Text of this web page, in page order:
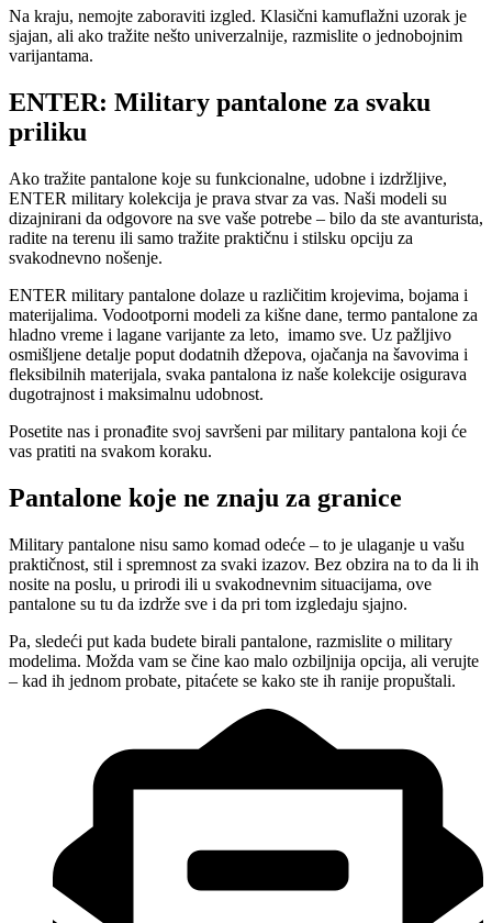
Na kraju, nemojte zaboraviti izgled. Klasični kamuflažni uzorak je
sjajan, ali ako tražite nešto univerzalnije, razmislite o jednobojnim
varijantama.
ENTER: Military pantalone za svaku
priliku
Ako tražite pantalone koje su funkcionalne, udobne i izdržljive,
ENTER military kolekcija je prava stvar za vas. Naši modeli su
dizajnirani da odgovore na sve vaše potrebe – bilo da ste avanturista,
radite na terenu ili samo tražite praktičnu i stilsku opciju za
svakodnevno nošenje.
ENTER military pantalone dolaze u različitim krojevima, bojama i
materijalima. Vodootporni modeli za kišne dane, termo pantalone za
hladno vreme i lagane varijante za leto, imamo sve. Uz pažljivo
osmišljene detalje poput dodatnih džepova, ojačanja na šavovima i
fleksibilnih materijala, svaka pantalona iz naše kolekcije osigurava
dugotrajnost i maksimalnu udobnost.
Posetite nas i pronađite svoj savršeni par military pantalona koji će
vas pratiti na svakom koraku.
Pantalone koje ne znaju za granice
Military pantalone nisu samo komad odeće – to je ulaganje u vašu
praktičnost, stil i spremnost za svaki izazov. Bez obzira na to da li ih
nosite na poslu, u prirodi ili u svakodnevnim situacijama, ove
pantalone su tu da izdrže sve i da pri tom izgledaju sjajno.
Pa, sledeći put kada budete birali pantalone, razmislite o military
modelima. Možda vam se čine kao malo ozbiljnija opcija, ali verujte
– kad ih jednom probate, pitaćete se kako ste ih ranije propuštali.